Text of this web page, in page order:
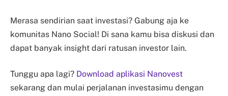
Merasa sendirian saat investasi? Gabung aja ke
komunitas Nano Social! Di sana kamu bisa diskusi dan
dapat banyak insight dari ratusan investor lain.
Tunggu apa lagi? Download aplikasi Nanovest
sekarang dan mulai perjalanan investasimu dengan